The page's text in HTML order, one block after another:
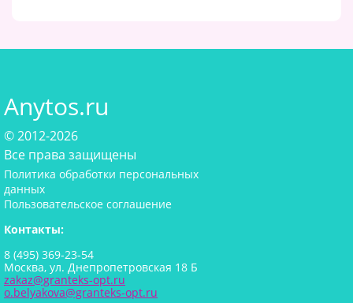
Anytos.ru
© 2012-2026
Все права защищены
Политика обработки персональных
данных
Пользовательское соглашение
Контакты:
8 (495) 369-23-54
Москва, ул. Днепропетровская 18 Б
zakaz@granteks-opt.ru
o.belyakova@granteks-opt.ru